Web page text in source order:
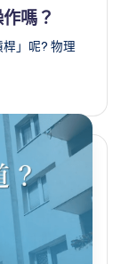
嗎？
」呢? 物理